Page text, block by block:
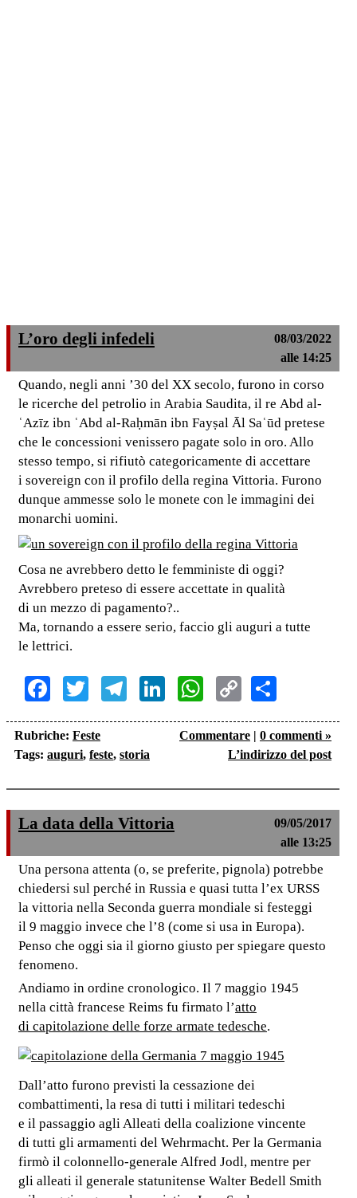
L’oro degli infedeli
08/03/2022
alle 14:25
Quando, negli anni ’30 del XX secolo, furono in corso
le ricerche del petrolio in Arabia Saudita, il re Abd al-
ʿAzīz ibn ʿAbd al-Raḥmān ibn Fayṣal Āl Saʿūd pretese
che le concessioni venissero pagate solo in oro. Allo
stesso tempo, si rifiutò categoricamente di accettare
i sovereign con il profilo della regina Vittoria. Furono
dunque ammesse solo le monete con le immagini dei
monarchi uomini.
Cosa ne avrebbero detto le femministe di oggi?
Avrebbero preteso di essere accettate in qualità
di un mezzo di pagamento?..
Ma, tornando a essere serio, faccio gli auguri a tutte
le lettrici.
Facebook
TwitterTelegram
LinkedInWhatsApp
Copy
Link
Rubriche: Feste
Tags: auguri, feste, storia
Commentare | 0 commenti »
L’indirizzo del post
La data della Vittoria
09/05/2017
alle 13:25
Una persona attenta (o, se preferite, pignola) potrebbe
chiedersi sul perché in Russia e quasi tutta l’ex URSS
la vittoria nella Seconda guerra mondiale si festeggi
il 9 maggio invece che l’8 (come si usa in Europa).
Penso che oggi sia il giorno giusto per spiegare questo
fenomeno.
Andiamo in ordine cronologico. Il 7 maggio 1945
nella città francese Reims fu firmato l’atto
di capitolazione delle forze armate tedesche.
Dall’atto furono previsti la cessazione dei
combattimenti, la resa di tutti i militari tedeschi
e il passaggio agli Alleati della coalizione vincente
di tutti gli armamenti del Wehrmacht. Per la Germania
firmò il colonnello-generale Alfred Jodl, mentre per
gli alleati il generale statunitense Walter Bedell Smith